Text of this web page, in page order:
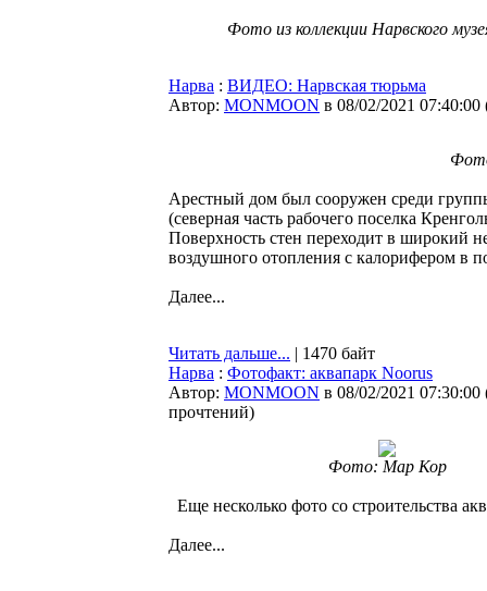
Фото из коллекции Нарвского
Нарва : ВИДЕО: Нарвская тюрьма
Автор: MONMOON в 08/02/2021 07:40:00
Арестный дом был сооружен среди
(северная часть рабочего поселка
Поверхность стен переходит в широкий
воздушного отопления с калорифером в
Далее...
Читать дальше... | 1470 байт
Нарва : Фотофакт: аквапарк Noorus
Автор: MONMOON в 08/02/2021 07:30:00
прочтений)
Фото: Мар Кор
Еще несколько фото со строительства
Далее...